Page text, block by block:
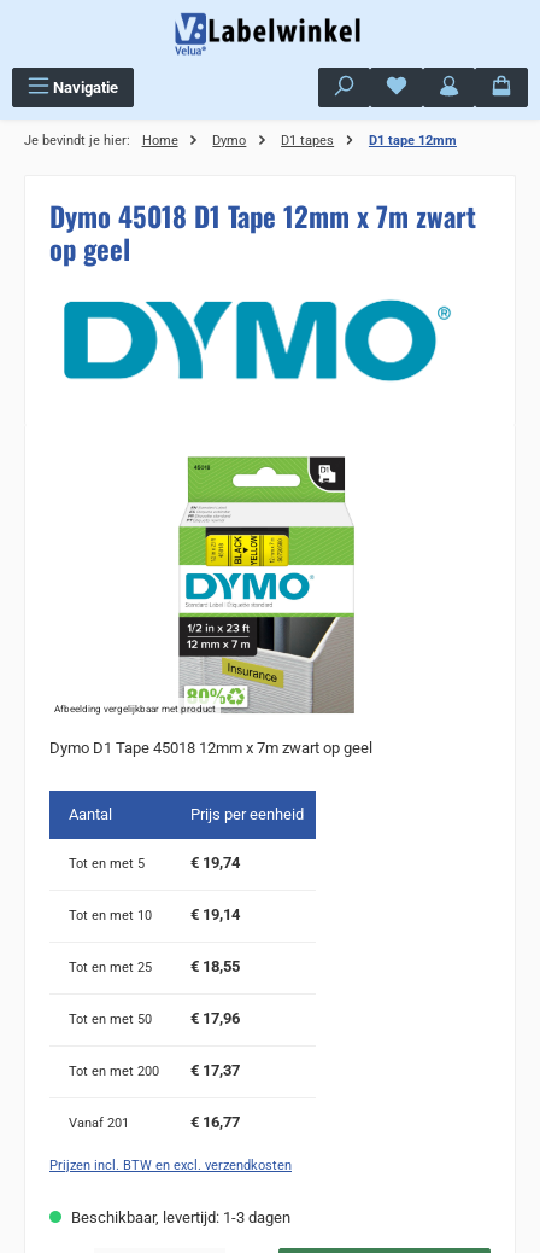
Navigatie Je hebt 0 items op
Je bevindt je hier: Home Dymo D1 tapes D1 tape 12mm
Dymo 45018 D1 Tape 12mm x 7m zwart
op geel
Sla de afbeeldingengalerij over
Afbeelding vergelijkbaar met product
Dymo D1 Tape 45018 12mm x 7m zwart op geel
Aantal Prijs per eenheid
Tot en met 5 € 19,74
Tot en met 10 € 19,14
Tot en met 25 € 18,55
Tot en met 50 € 17,96
Tot en met 200 € 17,37
Vanaf 201 € 16,77
Prijzen incl. BTW en excl. verzendkosten
Beschikbaar, levertijd: 1-3 dagen